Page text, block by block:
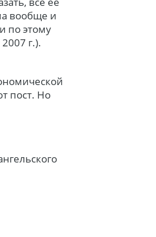
вообще и
по этому
г.).
пост. Но